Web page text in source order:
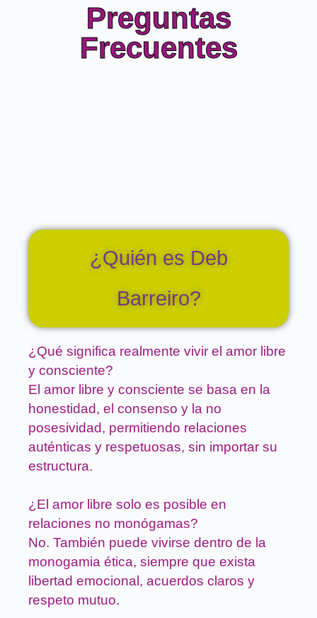
Preguntas
Frecuentes
¿Quién es Deb
Barreiro?
¿Qué significa realmente vivir el amor libre
y consciente?
El amor libre y consciente se basa en la
honestidad, el consenso y la no
posesividad, permitiendo relaciones
auténticas y respetuosas, sin importar su
estructura.
¿El amor libre solo es posible en
relaciones no monógamas?
No. También puede vivirse dentro de la
monogamia ética, siempre que exista
libertad emocional, acuerdos claros y
respeto mutuo.